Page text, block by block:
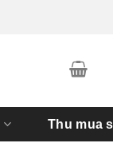
Thu mua